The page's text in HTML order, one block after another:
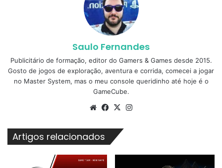
Saulo Fernandes
Publicitário de formação, editor do Gamers & Games desde 2015.
Gosto de jogos de exploração, aventura e corrida, comecei a jogar
no Master System, mas o meu console queridinho até hoje é o
GameCube.
WebsiteFacebook
X
Artigos relacionados